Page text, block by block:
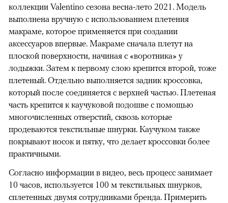
коллекции Valentino сезона весна-лето 2021. Модель
выполнена вручную с использованием плетения
макраме, которое применяется при создании
аксессуаров впервые. Макраме сначала плетут на
плоской поверхности, начиная с «воротника» у
лодыжки. Затем к первому слою крепится второй, тоже
плетеный. Отдельно выполняется задник кроссовка,
который после соединяется с верхней частью. Плетеная
часть крепится к каучуковой подошве с помощью
многочисленных отверстий, сквозь которые
продеваются текстильные шнурки. Каучуком также
покрывают носок и пятку, что делает кроссовки более
практичными.
Согласно информации в видео, весь процесс занимает
10 часов, используется 100 м текстильных шнурков,
сплетенных двумя сотрудниками бренда. Примерить